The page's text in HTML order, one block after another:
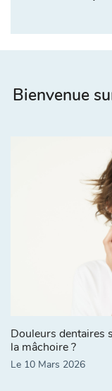
Bienvenue
Douleurs dentaires
la mâchoire ?
Le 10 Mars 2026